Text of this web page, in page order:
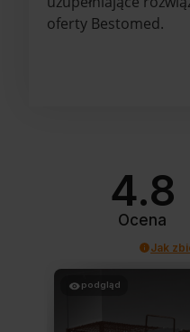
oferty Bestomed.
4.8
Ocena
Jak
podgląd